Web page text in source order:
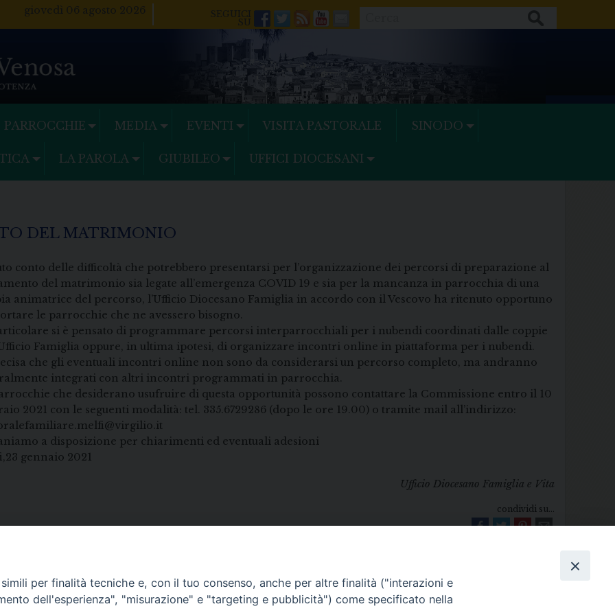
giovedì 06 agosto 2026
Facebook
Twitter
FeedsYoutube
Mail
PARROCCHIE MEDIA EVENTI VISITA PASTORALE SINODO
LA PAROLA GIUBILEO UFFICI DIOCESANI
DEL MATRIMONIO
conto delle difficoltà che potrebbero presentarsi per l’organizzazione dei percorsi di preparazione al
del matrimonio sia legate all’emergenza COVID 19 e sia per la mancanza in parrocchia di una
animatrice del percorso, l’Ufficio Diocesano Famiglia in accordo con il Vescovo ha ritenuto opportuno
le parrocchie che ne avessero bisogno.
si è pensato di programmare percorsi interparrocchiali per i nubendi coordinati dalle coppie
Famiglia oppure, in ultima ipotesi, di organizzare incontri online in piattaforma per i nubendi.
che gli eventuali incontri online non sono da considerarsi un percorso completo, ma andranno
integrati con altri incontri programmati in parrocchia.
che desiderano usufruire di questa opportunità possono contattare la Commissione entro il 10
2021 con le seguenti modalità: tel. 335.6729286 (dopo le ore 19.00) o tramite mail all’indirizzo:
a disposizione per chiarimenti ed eventuali adesioni
gennaio 2021
Ufficio Diocesano Famiglia e Vita
condividi su...
per finalità tecniche e, con il tuo consenso, anche per altre finalità ("interazioni e
dell'esperienza", "misurazione" e "targeting e pubblicità") come specificato nella